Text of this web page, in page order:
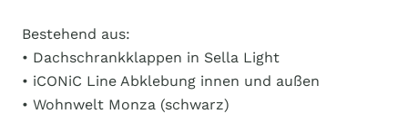
Bestehend aus:
• Dachschrankklappen in Sella Light
• iCONiC Line Abklebung innen und außen
• Wohnwelt Monza (schwarz)